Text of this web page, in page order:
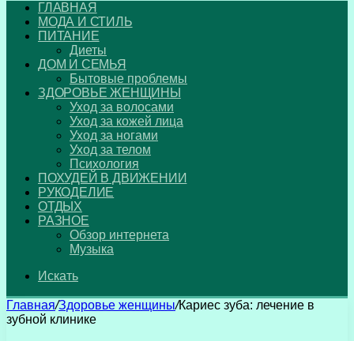
ГЛАВНАЯ
МОДА И СТИЛЬ
ПИТАНИЕ
Диеты
ДОМ И СЕМЬЯ
Бытовые проблемы
ЗДОРОВЬЕ ЖЕНЩИНЫ
Уход за волосами
Уход за кожей лица
Уход за ногами
Уход за телом
Психология
ПОХУДЕЙ В ДВИЖЕНИИ
РУКОДЕЛИЕ
ОТДЫХ
РАЗНОЕ
Обзор интернета
Музыка
Искать
Главная/Здоровье женщины/Кариес зуба: лечение в
зубной клинике